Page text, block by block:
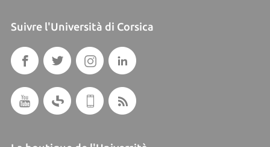
Suivre l'Università di Corsica